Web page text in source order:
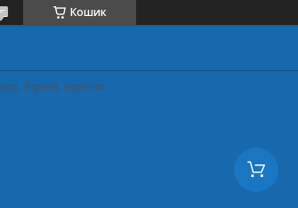
Кошик
Харків, Україна